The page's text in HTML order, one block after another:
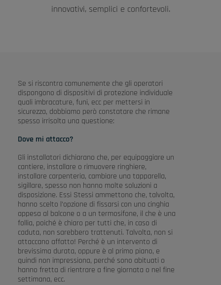
innovativi, semplici e confortevoli.
Se si riscontra comunemente che gli operatori
dispongono di dispositivi di protezione individuale
quali imbracature, funi, ecc per mettersi in
sicurezza, dobbiamo però constatare che rimane
spesso irrisolta una questione:
Dove mi attacco?
Gli installatori dichiarano che, per equipaggiare un
cantiere, installare o rimuovere ringhiere,
installare carpenteria, cambiare una tapparella,
sigillare, spesso non hanno molte soluzioni a
disposizione. Essi Stessi ammettono che, talvolta,
hanno scelto l’opzione di fissarsi con una cinghia
appesa al balcone o a un termosifone, il che è una
follia, poiché è chiaro per tutti che, in caso di
caduta, non sarebbero trattenuti. Talvolta, non si
attaccano affatto! Perché è un intervento di
brevissima durata, oppure è al primo piano, e
quindi non impressiona, perché sono abituati o
hanno fretta di rientrare a fine giornata o nel fine
settimana, ecc.